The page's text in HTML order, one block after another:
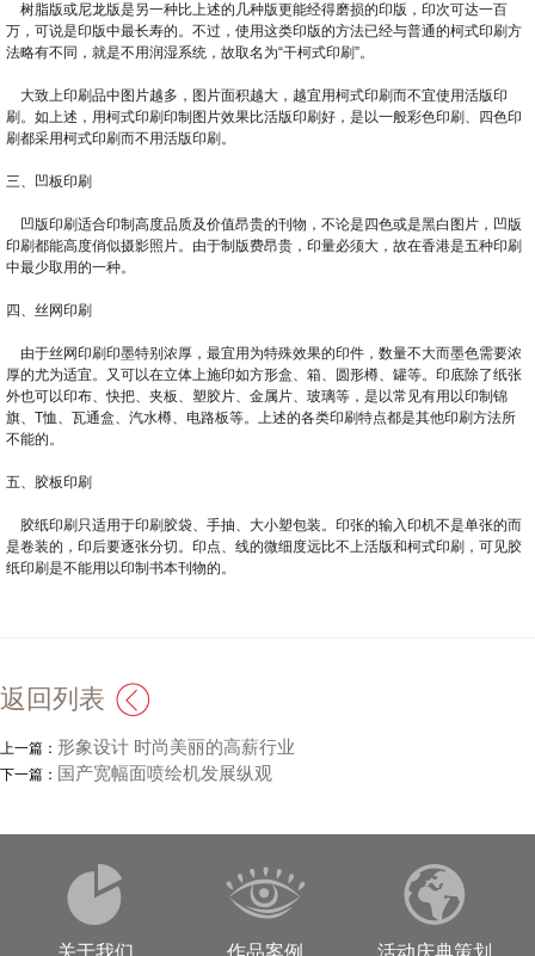
树脂版或尼龙版是另一种比上述的几种版更能经得磨损的印版，印次可达一百
万，可说是印版中最长寿的。不过，使用这类印版的方法已经与普通的柯式印刷方
法略有不同，就是不用润湿系统，故取名为“干柯式印刷”。
大致上印刷品中图片越多，图片面积越大，越宜用柯式印刷而不宜使用活版印
刷。如上述，用柯式印刷印制图片效果比活版印刷好，是以一般彩色印刷、四色印
刷都采用柯式印刷而不用活版印刷。
三、凹板印刷
凹版印刷适合印制高度品质及价值昂贵的刊物，不论是四色或是黑白图片，凹版
印刷都能高度俏似摄影照片。由于制版费昂贵，印量必须大，故在香港是五种印刷
中最少取用的一种。
四、丝网印刷
由于丝网印刷印墨特别浓厚，最宜用为特殊效果的印件，数量不大而墨色需要浓
厚的尤为适宜。又可以在立体上施印如方形盒、箱、圆形樽、罐等。印底除了纸张
外也可以印布、快把、夹板、塑胶片、金属片、玻璃等，是以常见有用以印制锦
旗、T恤、瓦通盒、汽水樽、电路板等。上述的各类印刷特点都是其他印刷方法所
不能的。
五、胶板印刷
胶纸印刷只适用于印刷胶袋、手抽、大小塑包装。印张的输入印机不是单张的而
是卷装的，印后要逐张分切。印点、线的微细度远比不上活版和柯式印刷，可见胶
纸印刷是不能用以印制书本刊物的。
返回列表
上一篇： 形象设计 时尚美丽的高薪行业
下一篇： 国产宽幅面喷绘机发展纵观
关于我们 作品案例 活动庆典策划